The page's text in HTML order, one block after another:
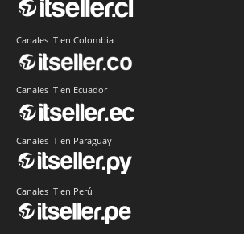
Canales IT en Colombia
Canales IT en Ecuador
Canales IT en Paraguay
Canales IT en Perú